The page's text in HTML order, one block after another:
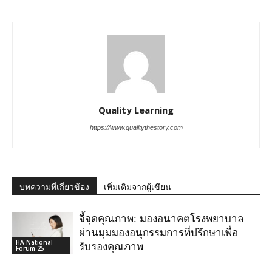
Quality Learning
https://www.qualitythestory.com
บทความที่เกี่ยวข้อง เพิ่มเติมจากผู้เขียน
HA National
Forum 25
จี้จุดคุณภาพ: มองอนาคตโรงพยาบาล
ผ่านมุมมองอนุกรรมการที่ปรึกษาเพื่อ
รับรองคุณภาพ